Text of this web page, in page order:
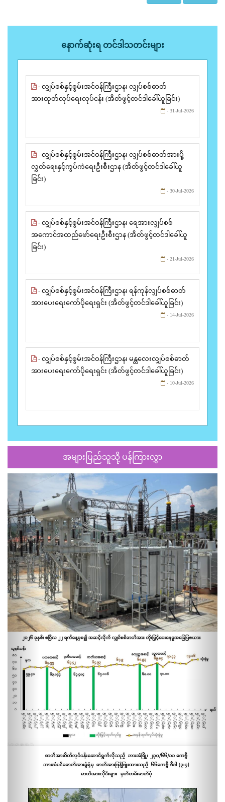
နောက်ဆုံးရ တင်ဒါသတင်းများ
- လျှပ်စစ်နှင့်စွမ်းအင်ဝန်ကြီးဌာန၊ လျှပ်စစ်ဓာတ်
အားထုတ်လုပ်ရေးလုပ်ငန်း (အိတ်ဖွင့်တင်ဒါခေါ်ယူခြင်း)
- 31-Jul-2026
- လျှပ်စစ်နှင့်စွမ်းအင်ဝန်ကြီးဌာန၊ လျှပ်စစ်ဓာတ်အားပို့
လွှတ်ရေးနှင့်ကွပ်ကဲရေးဦးစီးဌာန (အိတ်ဖွင့်တင်ဒါခေါ်ယူ
ခြင်း)
- 30-Jul-2026
- လျှပ်စစ်နှင့်စွမ်းအင်ဝန်ကြီးဌာန၊ ရေအားလျှပ်စစ်
အကောင်အထည်ဖော်ရေးဦးစီးဌာန (အိတ်ဖွင့်တင်ဒါခေါ်ယူ
ခြင်း)
- 21-Jul-2026
- လျှပ်စစ်နှင့်စွမ်းအင်ဝန်ကြီးဌာန၊ ရန်ကုန်လျှပ်စစ်ဓာတ်
အားပေးရေးကော်ပိုရေးရှင်း (အိတ်ဖွင့်တင်ဒါခေါ်ယူခြင်း)
- 14-Jul-2026
- လျှပ်စစ်နှင့်စွမ်းအင်ဝန်ကြီးဌာန၊ မန္တလေးလျှပ်စစ်ဓာတ်
အားပေးရေးကော်ပိုရေးရှင်း (အိတ်ဖွင့်တင်ဒါခေါ်ယူခြင်း)
- 10-Jul-2026
အများပြည်သူသို့ ပန်ကြားလွှာ
Previous